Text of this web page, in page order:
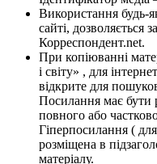
Використання будь-
сайті, дозволяється
Корреспондент.net.
При копіюванні
і світу» , для
відкрите для
Посилання має бути
повного або
Гіперпосилання (
розміщена в
матеріалу.